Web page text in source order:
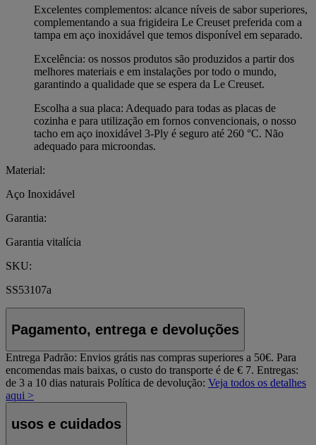
Excelentes complementos: alcance níveis de sabor superiores,
complementando a sua frigideira Le Creuset preferida com a
tampa em aço inoxidável que temos disponível em separado.
Excelência: os nossos produtos são produzidos a partir dos
melhores materiais e em instalações por todo o mundo,
garantindo a qualidade que se espera da Le Creuset.
Escolha a sua placa: Adequado para todas as placas de
cozinha e para utilização em fornos convencionais, o nosso
tacho em aço inoxidável 3-Ply é seguro até 260 °C. Não
adequado para microondas.
Material:
Aço Inoxidável
Garantia:
Garantia vitalícia
SKU:
SS53107a
Pagamento, entrega e devoluções
Entrega Padrão: Envios grátis nas compras superiores a 50€. Para
encomendas mais baixas, o custo do transporte é de € 7. Entregas:
de 3 a 10 dias naturais Política de devolução: Veja todos os detalhes
aqui >
usos e cuidados